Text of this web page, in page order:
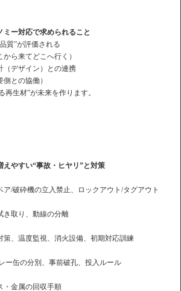
ー対応で求められること
質”が評価される
ら来てどこへ行く）
（デザイン）との連携
との協働）
再生材”が未来を作ります。
やすい“事故・ヒヤリ”と対策
/破砕機の立入禁止、ロックアウト/タグアウト
き取り、動線の分離
策、温度監視、消火設備、初期対応訓練
ー缶の分別、事前破孔、投入ルール
・金属の回収手順